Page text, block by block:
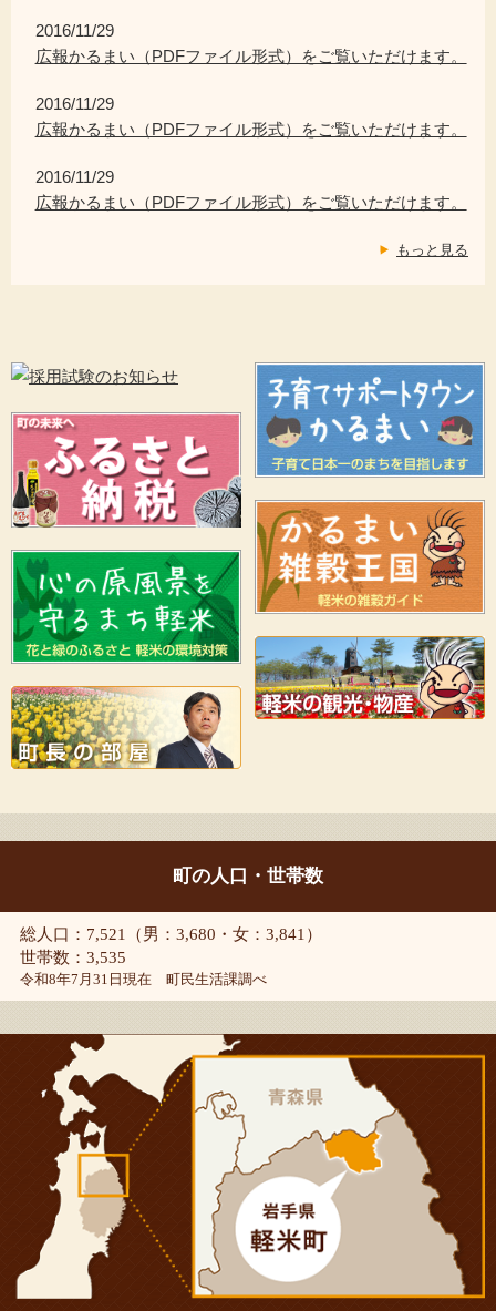
2016/11/29
広報かるまい（PDFファイル形式）をご覧いただけます。
2016/11/29
広報かるまい（PDFファイル形式）をご覧いただけます。
2016/11/29
広報かるまい（PDFファイル形式）をご覧いただけます。
もっと見る
町の人口・世帯数
総人口：7,521（男：3,680・女：3,841）
世帯数：3,535
令和8年7月31日現在 町民生活課調べ